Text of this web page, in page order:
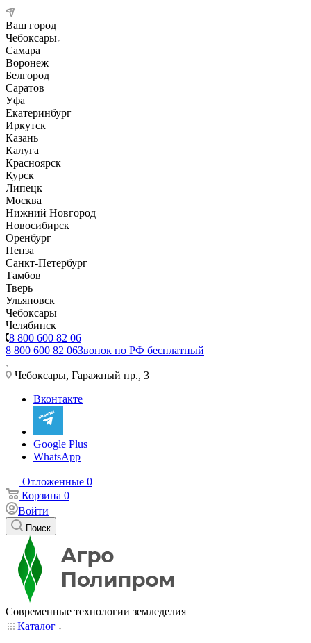
Ваш город
Чебоксары
Самара
Воронеж
Белгород
Саратов
Уфа
Екатеринбург
Иркутск
Казань
Калуга
Красноярск
Курск
Липецк
Москва
Нижний Новгород
Новосибирск
Оренбург
Пенза
Санкт-Петербург
Тамбов
Тверь
Ульяновск
Чебоксары
Челябинск
8 800 600 82 06
8 800 600 82 06Звонок по РФ бесплатный
Чебоксары, Гаражный пр., 3
Вконтакте
Google Plus
WhatsApp
Отложенные 0
Корзина 0
Войти
Поиск
Современные технологии земледелия
Каталог